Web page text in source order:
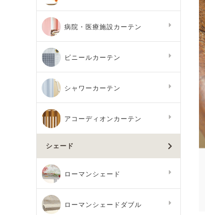
病院・医療施設カーテン
ビニールカーテン
シャワーカーテン
アコーディオンカーテン
シェード
ローマンシェード
ローマンシェードダブル